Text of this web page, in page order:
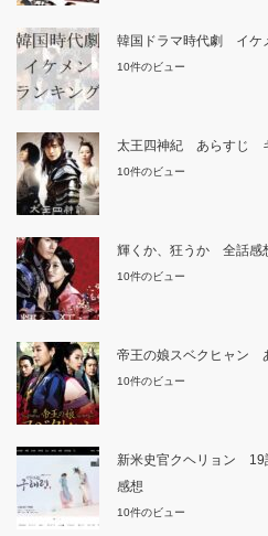
韓国ドラマ時代劇 イ
10件のビュー
太王四神紀 あらすじ
10件のビュー
輝くか、狂うか 全話
10件のビュー
帝王の娘スベクヒャ
10件のビュー
新米史官クヘリョン 19
感想
10件のビュー